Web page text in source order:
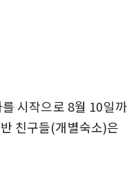
시작으로 8월 10일까
친구들(개별숙소)은